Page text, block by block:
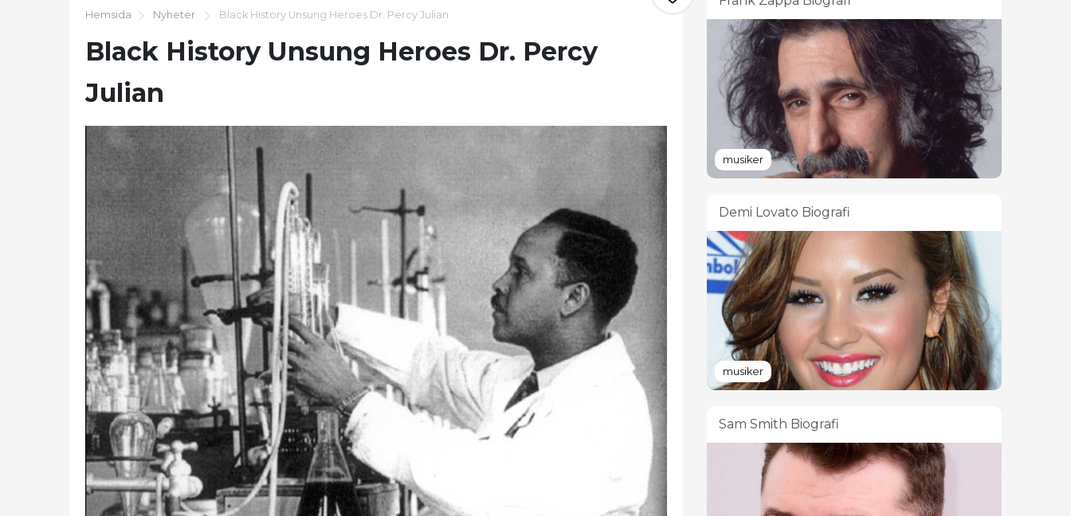
Hemsida Nyheter Black History Unsung Heroes Dr. Percy Julian
Black History Unsung Heroes Dr. Percy
Julian
musiker
Demi Lovato Biografi
musiker
Sam Smith Biografi